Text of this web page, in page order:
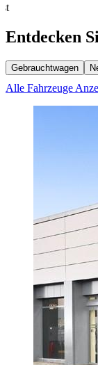
Entdecken
Gebrauchtwagen
Alle Fahrzeuge